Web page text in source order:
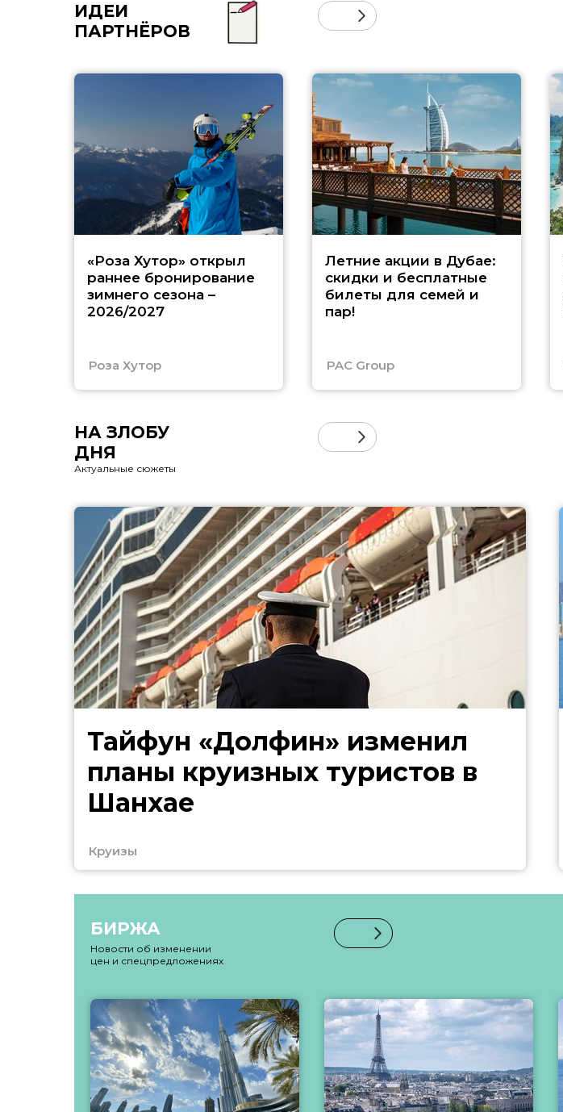
ИДЕИ
ПАРТНЁРОВ
«Роза Хутор» открыл
раннее бронирование
зимнего сезона –
2026/2027
Роза Хутор
Летние акции в Дубае:
скидки и бесплатные
билеты для семей и
пар!
PAC Group
НА ЗЛОБУ
ДНЯ
Актуальные сюжеты
Тайфун «Долфин» изменил
планы круизных туристов в
Шанхае
Круизы
БИРЖА
Новости об изменении
цен и спецпредложениях